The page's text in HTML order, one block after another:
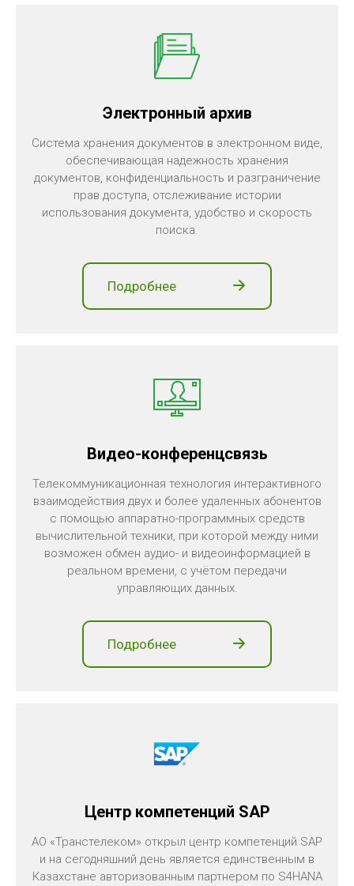
Электронный архив
Система хранения документов в электронном виде,
обеспечивающая надежность хранения
документов, конфиденциальность и разграничение
прав доступа, отслеживание истории
использования документа, удобство и скорость
поиска.
Подробнее
Видео-конференцсвязь
Телекоммуникационная технология интерактивного
взаимодействия двух и более удаленных абонентов
с помощью аппаратно-программных средств
вычислительной техники, при которой между ними
возможен обмен аудио- и видеоинформацией в
реальном времени, с учётом передачи
управляющих данных.
Подробнее
Центр компетенций SAP
АО «Транстелеком» открыл центр компетенций SAP
и на сегодняшний день является единственным в
Казахстане авторизованным партнером по S4HANA